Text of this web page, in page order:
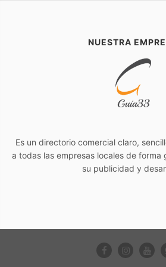
NUESTRA
Es un directorio comercial claro,
a todas las empresas locales de
su publicidad y